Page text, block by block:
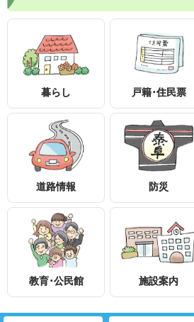
知りたい情報を検索
暮らし 戸籍･住民票
道路情報 防災
教育･公民館 施設案内
〒399-1895
長野県下伊那郡泰阜村3236-1
0260-26-2111
0260-26-2553
アクセスマップ
個人情報保護
ウェブアクセシビリティ